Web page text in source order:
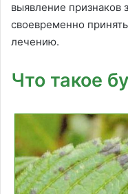
выявление признаков
своевременно
лечению.
Что такое